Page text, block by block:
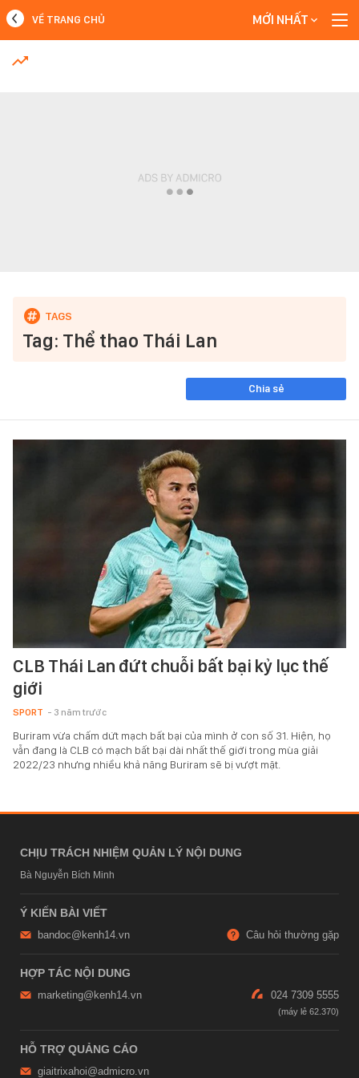
MỚI NHẤT
VỀ TRANG CHỦ MỚI NHẤT
Tag: Thể thao Thái Lan
Chia sẻ
CLB Thái Lan đứt chuỗi bất bại kỷ lục thế
giới
SPORT - 3 năm trước
Buriram vừa chấm dứt mạch bất bại của mình ở con số 31. Hiện, họ
vẫn đang là CLB có mạch bất bại dài nhất thế giới trong mùa giải
2022/23 nhưng nhiều khả năng Buriram sẽ bị vượt mặt.
CHỊU TRÁCH NHIỆM QUẢN LÝ NỘI DUNG
Bà Nguyễn Bích Minh
Ý KIẾN BÀI VIẾT
bandoc@kenh14.vn Câu hỏi thường gặp
HỢP TÁC NỘI DUNG
marketing@kenh14.vn 024 7309 5555
HỖ TRỢ QUẢNG CÁO
giaitrixahoi@admicro.vn